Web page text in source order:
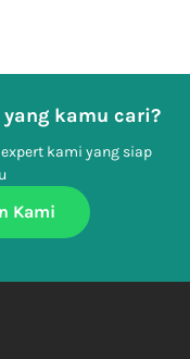
kamu cari?
kami yang siap
Kami